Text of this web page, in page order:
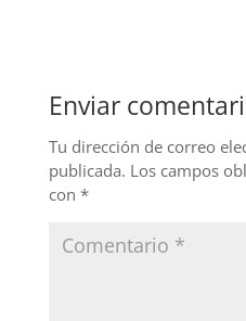
b
o
o
k
n
Enviar
Tu dirección de correo
publicada. Los campos
con *